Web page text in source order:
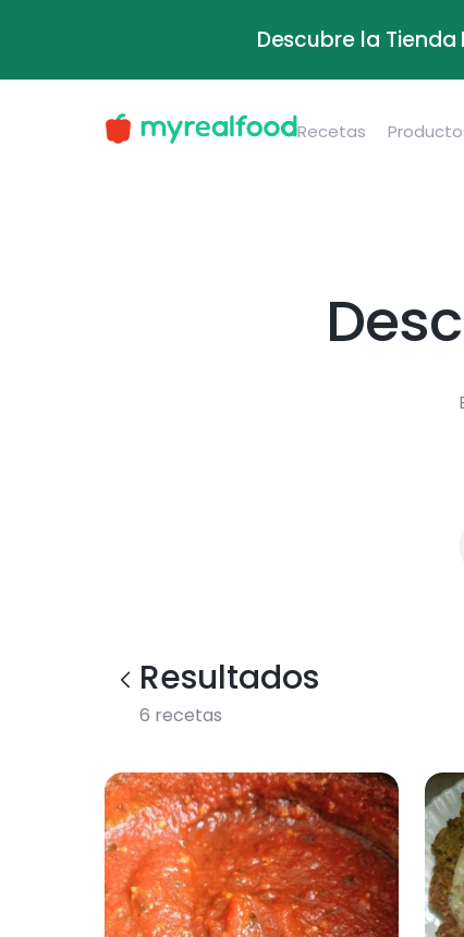
Descubre la
Recetas
Resultados
6 recetas